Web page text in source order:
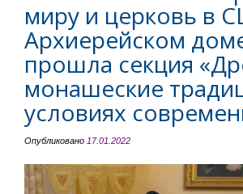
миру и церковь в
Архиерейском
прошла секция
монашеские
условиях
Опубликовано 17.01.2022